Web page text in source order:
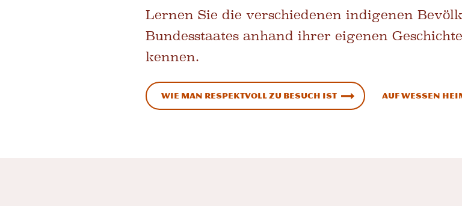
Lernen Sie die verschiedenen indigenen
Bundesstaates anhand ihrer eigenen
kennen.
Wie man respektvoll zu Besuch ist Auf wessen